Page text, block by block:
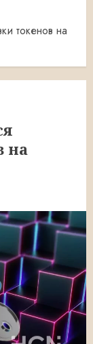
токенов на
на